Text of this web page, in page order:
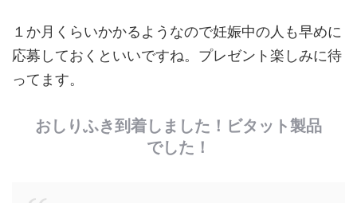
１か月くらいかかるようなので妊娠中の人も早めに
応募しておくといいですね。プレゼント楽しみに待
ってます。
おしりふき到着しました！ビタット製品
でした！